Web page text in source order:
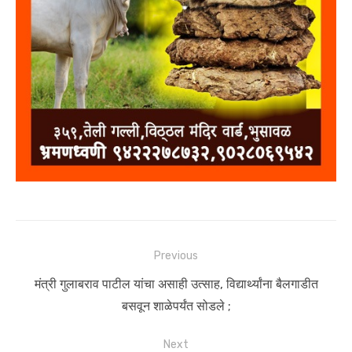
navigation
Previous
Previous
मंत्री गुलाबराव पाटील यांचा असाही उत्साह, विद्यार्थ्यांना बैलगाडीत
बसवून शाळेपर्यंत सोडले ;
Next